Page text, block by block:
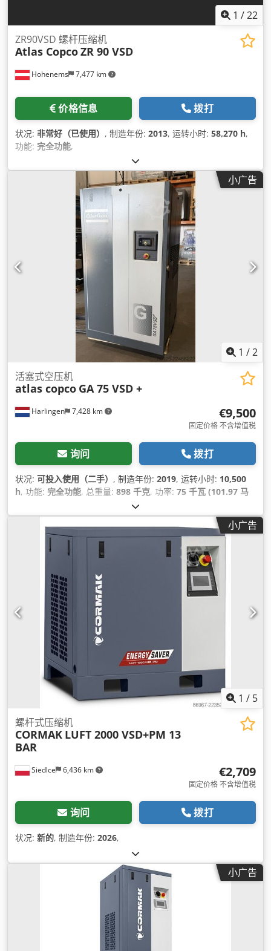
1 /22
Hohenems 7,477 km
ZR90VSD 螺杆压缩机
Atlas CopcoZR 90 VSD
价格信息 拨打
状况: 非常好（已使用） , 制造年份: 2013, 运转小时: 58,270 h,
功能: 完全功能,
小广告
1 /2
Harlingen 7,428 km
活塞式空压机
atlas copco GA 75 VSD +
€9,500
固定价格 不含增值税
询问 拨打
状况: 可投入使用（二手） , 制造年份: 2019, 运转小时: 10,500
h, 功能: 完全功能, 总重量: 898 千克, 功率: 75 千瓦 (101.97 马
476 立方米/小时, 压力（最大）:
型:空气, 设备:文档 / 手册, 铭牌可用,
小广告
1 / 5
Siedlce 6,436 km
螺杆式压缩机
CORMAK LUFT 2000 VSD+PM 13
BAR
€2,709
固定价格 不含增值税
询问 拨打
状况: 新的, 制造年份: 2026,
小广告